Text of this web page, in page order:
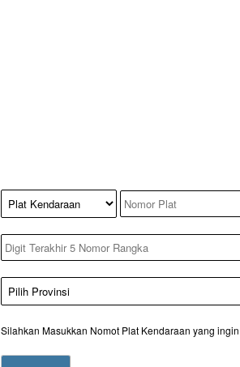
Silahkan Masukkan Nomot Plat Kendaraan yang